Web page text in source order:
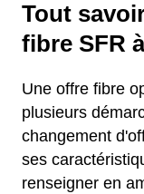
Tout
fibre SFR
Une offre fibre
plusieurs
changement
ses
renseigner en